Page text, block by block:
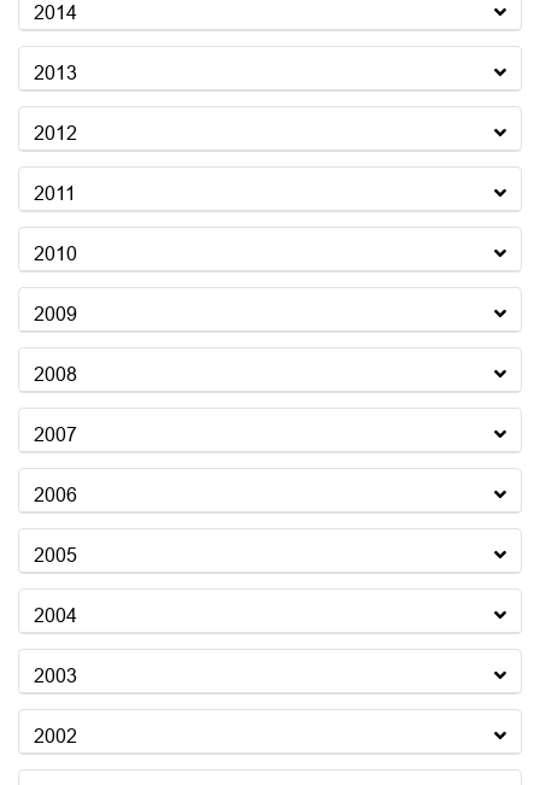
2014
2013
2012
2011
2010
2009
2008
2007
2006
2005
2004
2003
2002